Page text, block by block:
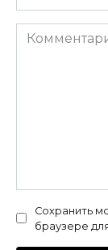
Комментарий
Сохранить
браузере